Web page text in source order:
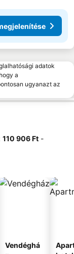
adatok
a
ugyanazt az
‎110 906 Ft -
Vendéghá